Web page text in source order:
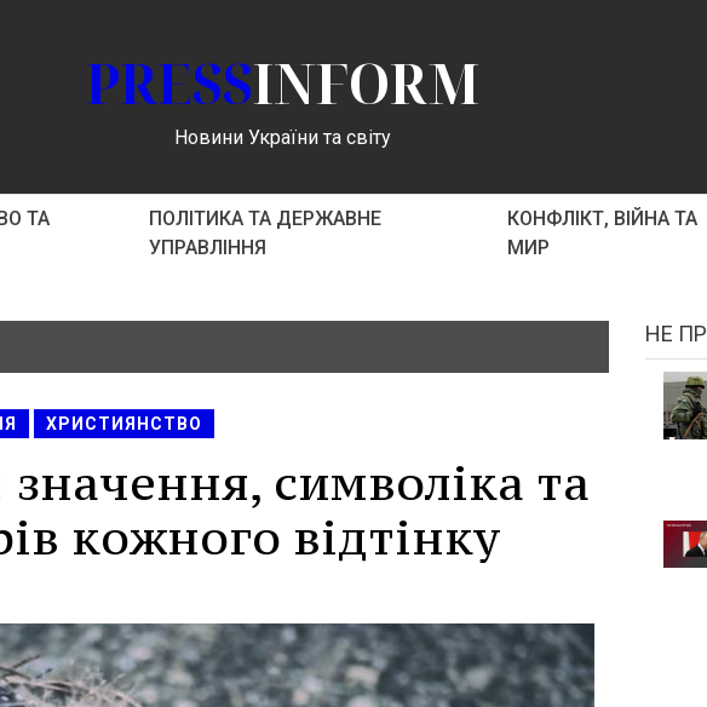
PRESSINFORM
Новини України та світу
ТА
ПОЛІТИКА ТА ДЕРЖАВНЕ
УПРАВЛІННЯ
КОНФЛІКТ, ВІЙНА ТА
МИР
ХРИСТИЯНСТВО
символіка та
кожного відтінку
НЕ